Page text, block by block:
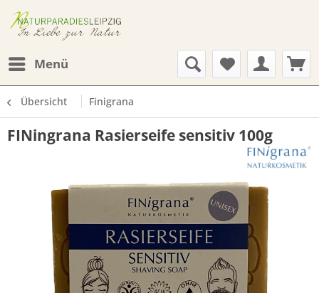
Menü
Übersicht Finigrana
FINingrana Rasierseife sensitiv 100g